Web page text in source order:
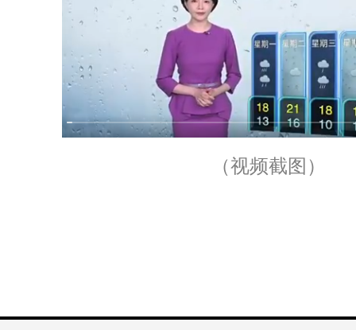
（视频截图）